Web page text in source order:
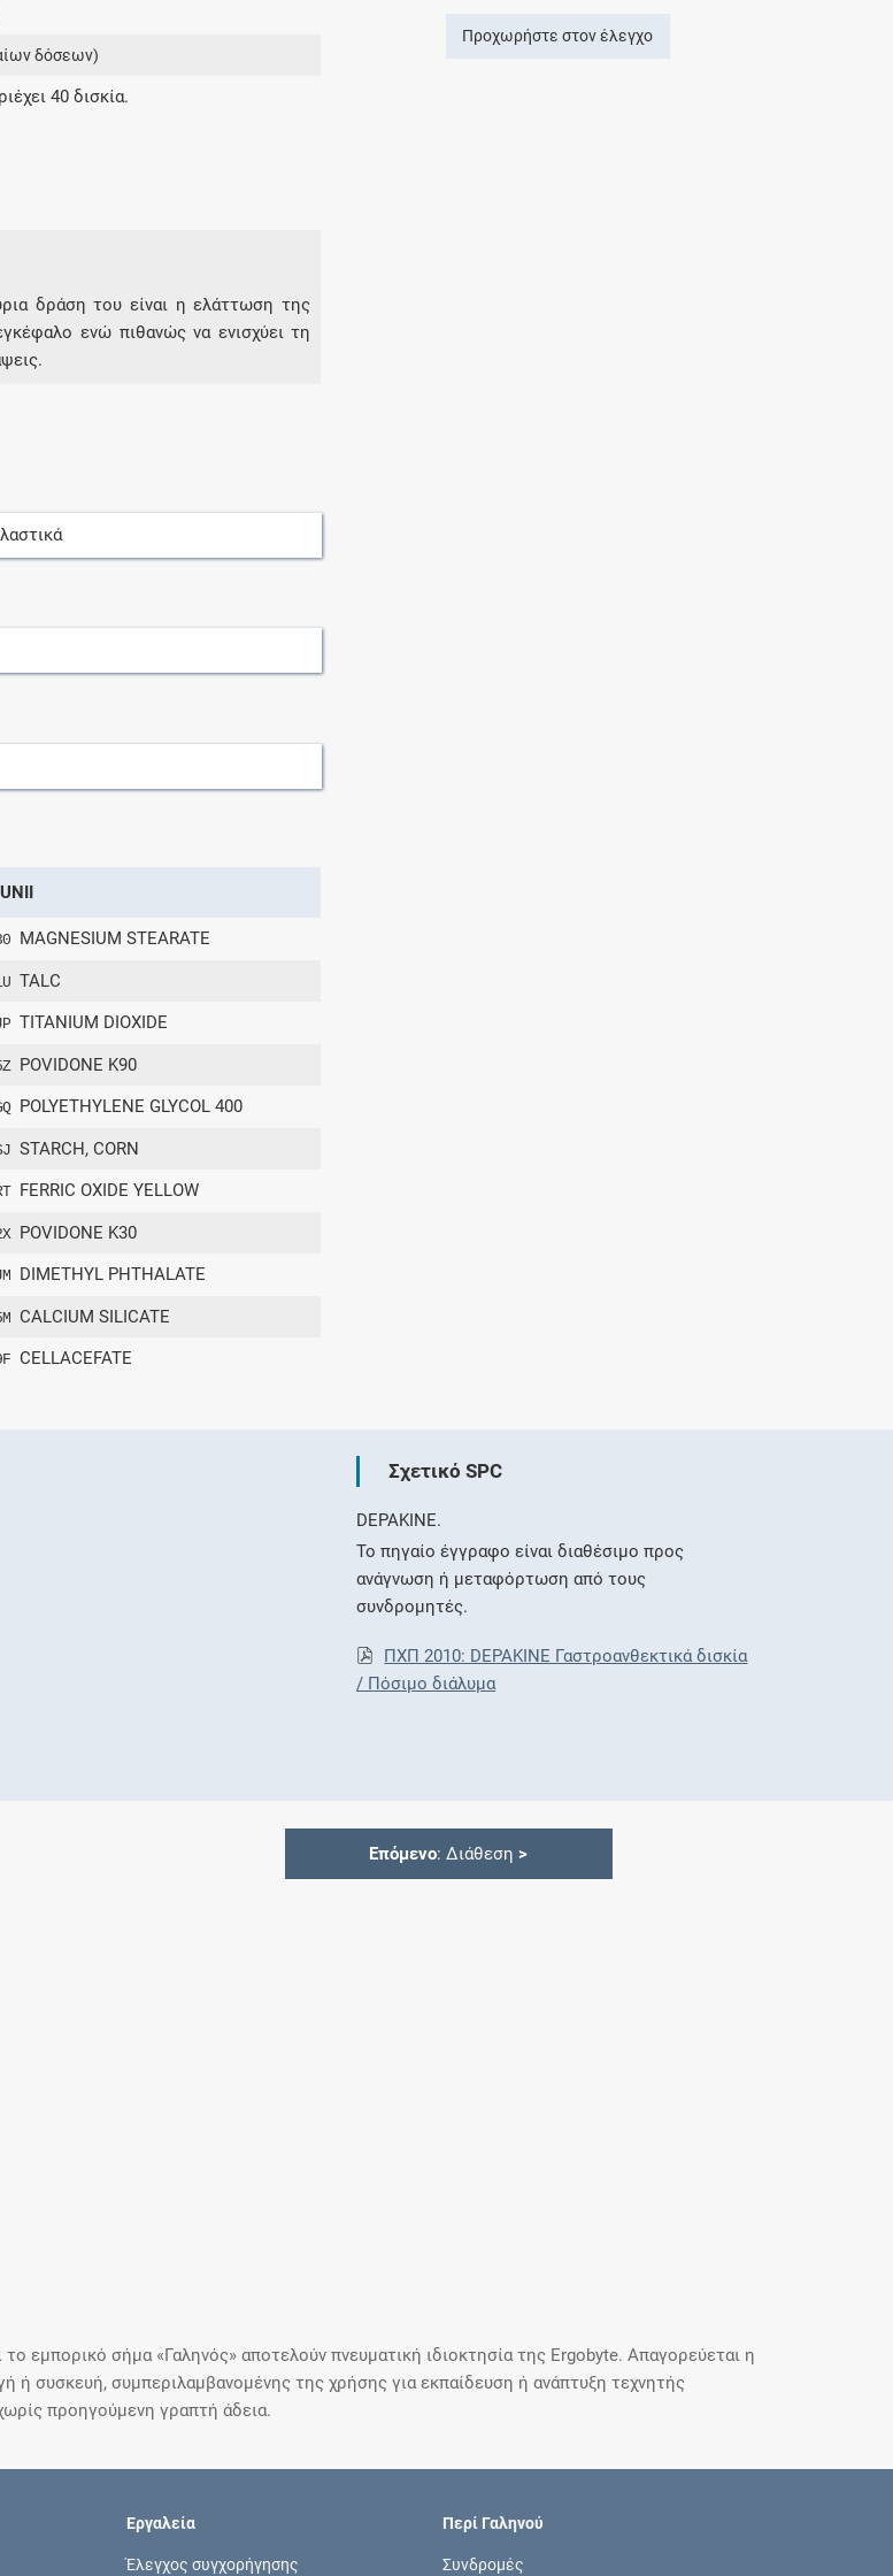
μαζί σας γεγονότα της
από το 2011 μέχρι
δόσεων)
40 δισκία.
Προχωρήστε στον έλεγχο
δράση του είναι η ελάττωση της
ενώ πιθανώς να ενισχύει τη
MAGNESIUM STEARATE
TALC
TITANIUM DIOXIDE
POVIDONE K90
POLYETHYLENE GLYCOL 400
STARCH, CORN
FERRIC OXIDE YELLOW
POVIDONE K30
DIMETHYL PHTHALATE
CALCIUM SILICATE
CELLACEFATE
Σχετικό SPC
DEPAKINE.
Το πηγαίο έγγραφο είναι διαθέσιμο προς
ανάγνωση ή μεταφόρτωση από τους
συνδρομητές.
ΠΧΠ 2010: DEPAKINE Γαστροανθεκτικά δισκία
/ Πόσιμο διάλυμα
Επόμενο: Διάθεση >
εμπορικό σήμα «Γαληνός» αποτελούν πνευματική ιδιοκτησία της Ergobyte. Απαγορεύεται η
συσκευή, συμπεριλαμβανομένης της χρήσης για εκπαίδευση ή ανάπτυξη τεχνητής
προηγούμενη γραπτή άδεια.
Εργαλεία
Έλεγχος συγχορήγησης
Περί Γαληνού
Συνδρομές